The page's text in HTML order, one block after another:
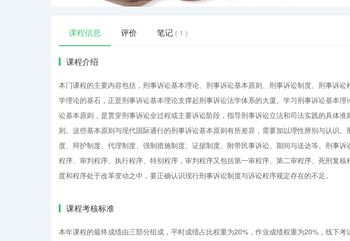
课程信息 评价 笔记 ( 1 )
课程介绍
本门课程的主要内容包括，刑事诉讼基本理论、刑事诉讼基本原则、刑事诉讼制度、刑事诉
学理论的基石，正是刑事诉讼基本理论支撑起刑事诉讼法学体系的大厦。学习刑事诉讼基本
讼基本原则，是贯穿刑事诉讼全过程或主要诉讼阶段，指导刑事诉讼立法和司法实践的具体
则。这些基本原则与现代国际通行的刑事诉讼基本原则有所差异，需要加以理性辨别与认识
度、辩护制度、代理制度、强制措施制度、证据制度、附带民事诉讼、期间与送达等。刑事
程序、审判程序、执行程序、特别程序，审判程序又包括第一审程序、第二审程序、死刑复
度和程序处于改革变动之中，要正确认识现行刑事诉讼制度与诉讼程序规定存在的不足。
课程考核标准
本年课程的最终成绩由三部分组成，平时成绩占比权重为20%，作业成绩权重为20%，线下考